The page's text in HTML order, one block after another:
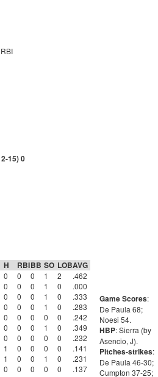
15) 0
H RBIBB SO LOBAVG
0 0 0 1 2
.462
0 0 0 1 0
.000
0 0 0 1 0
.333
0 0 0 1 0
.283
0 0 0 0 0
.242
0 0 0 1 0
.349
0 0 0 0 0
.232
1 0 0 0 0
.141
1 0 0 1 0
.231
0 0 0 0 0
.137
Game Scores:
De Paula 68;
Noesi 54.
HBP: Sierra (by
Asencio, J).
Pitches-strikes:
De Paula 46-30;
Cumpton 37-25;